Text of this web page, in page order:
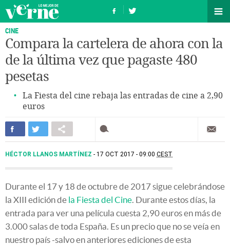
CINE
Compara la cartelera de ahora con la
de la última vez que pagaste 480
pesetas
La Fiesta del cine rebaja las entradas de cine a 2,90
euros
HÉCTOR LLANOS MARTÍNEZ 17 OCT 2017 - 09:00 CEST
Durante el 17 y 18 de octubre de 2017 sigue celebrándose
la XIII edición de la Fiesta del Cine. Durante estos días, la
entrada para ver una película cuesta 2,90 euros en más de
3.000 salas de toda España. Es un precio que no se veía en
nuestro país -salvo en anteriores ediciones de esta